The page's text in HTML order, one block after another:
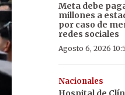
Meta debe
millones a
por caso de
redes sociales
Agosto 6, 2026
Nacionales